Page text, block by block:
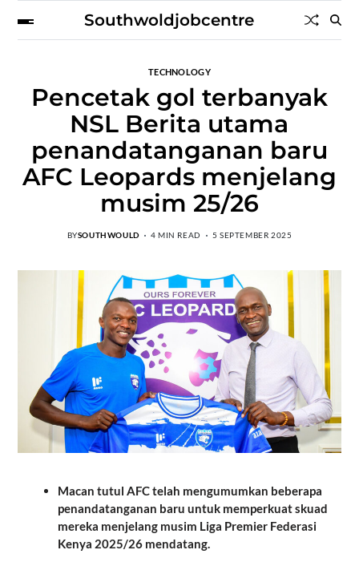
Southwoldjobcentre
TECHNOLOGY
Pencetak gol terbanyak
NSL Berita utama
penandatanganan baru
AFC Leopards menjelang
musim 25/26
BYSOUTHWOULD 4 MIN READ 5 SEPTEMBER 2025
Macan tutul AFC telah mengumumkan beberapa
penandatanganan baru untuk memperkuat skuad
mereka menjelang musim Liga Premier Federasi
Kenya 2025/26 mendatang.